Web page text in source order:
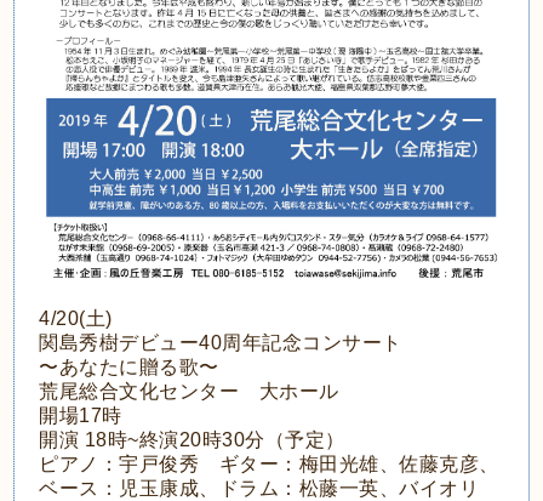
4/20(土)
関島秀樹デビュー40周年記念コンサート
〜あなたに贈る歌〜
荒尾総合文化センター 大ホール
開場17時
開演 18時~終演20時30分（予定）
ピアノ：宇戸俊秀 ギター：梅田光雄、佐藤克彦、
ベース：児玉康成、ドラム：松藤一英、バイオリ